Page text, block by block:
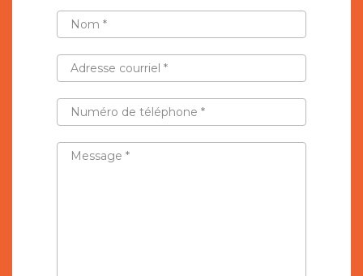
NOM
ADRESSE
COURRIEL
*
NUMÉRO
TÉLÉPHONE
*MESSAGE